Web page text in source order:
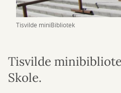
Tisvilde miniBibliotek
Tisvilde
Skole.